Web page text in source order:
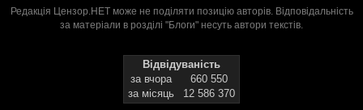
Редакція Цензор.НЕТ може не поділяти позицію авторів. Відповідальність
за матеріали в розділі "Блоги" несуть автори текстів.
Відвідуваність
за вчора
660 550
за місяць
12 586 370